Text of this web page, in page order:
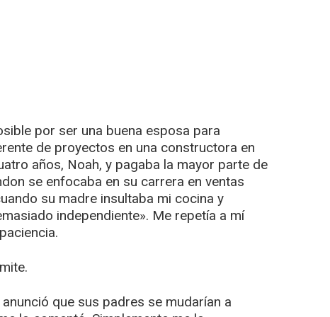
por ser una buena esposa para
de proyectos en una constructora en
años, Noah, y pagaba la mayor parte de
se enfocaba en su carrera en ventas
su madre insultaba mi cocina y
independiente». Me repetía a mí
que sus padres se mudarían a